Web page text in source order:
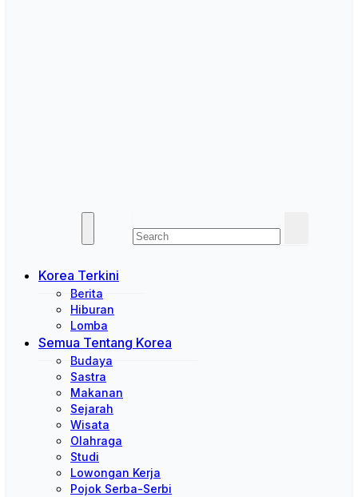
Korea Terkini
Berita
Hiburan
Lomba
Semua Tentang Korea
Budaya
Sastra
Makanan
Sejarah
Wisata
Olahraga
Studi
Lowongan Kerja
Pojok Serba-Serbi